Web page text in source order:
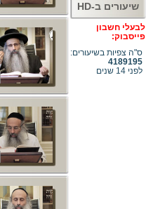
שיעורים ב-HD
לבעלי חשבון
פייסבוק:
ס"ה צפיות בשיעורים:
4189195
לפני 14 שנים